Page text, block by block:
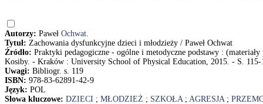
Autorzy: Paweł Ochwat.
Tytuł: Zachowania dysfunkcyjne dzieci i młodzieży / Paweł Ochwat
Źródło: Praktyki pedagogiczne - ogólne i metodyczne podstawy :
Kosiby. - Kraków : University School of Physical Education, 2015. - S. 115-
Uwagi: Bibliogr. s. 119
ISBN: 978-83-62891-42-9
Język: POL
Słowa kluczowe: DZIECI ; MŁODZIEŻ ; SZKOŁA; AGRESJA;